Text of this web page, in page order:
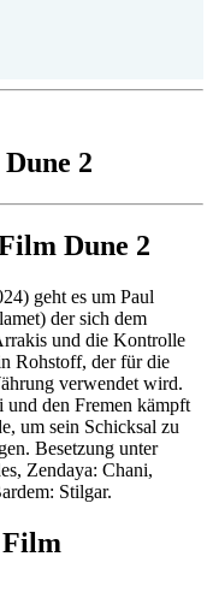
2
Dune 2
geht es um Paul
der sich dem
und die Kontrolle
Rohstoff, der für die
verwendet wird.
und den Fremen kämpft
um sein Schicksal zu
Besetzung unter
Zendaya: Chani,
Stilgar.
Film